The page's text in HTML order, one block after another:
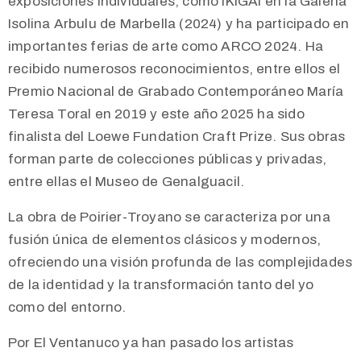
Isolina Arbulu de Marbella (2024) y ha participado en
importantes ferias de arte como ARCO 2024. Ha
recibido numerosos reconocimientos, entre ellos el
Premio Nacional de Grabado Contemporáneo María
Teresa Toral en 2019 y este año 2025 ha sido
finalista del Loewe Fundation Craft Prize. Sus obras
forman parte de colecciones públicas y privadas,
entre ellas el Museo de Genalguacil.
La obra de Poirier-Troyano se caracteriza por una
fusión única de elementos clásicos y modernos,
ofreciendo una visión profunda de las complejidades
de la identidad y la transformación tanto del yo
como del entorno.
Por El Ventanuco ya han pasado los artistas